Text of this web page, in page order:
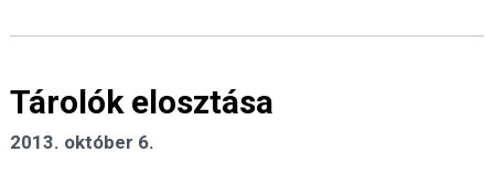
Tárolók elosztása
2013. október 6.